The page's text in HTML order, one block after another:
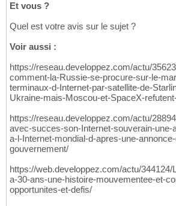
Et vous ?
Quel est votre avis sur le sujet ?
Voir aussi :
https://reseau.developpez.com/actu/
comment-la-Russie-se-procure-sur-le-
terminaux-d-Internet-par-satellite-de-
Ukraine-mais-Moscou-et-SpaceX-
https://reseau.developpez.com/actu/
avec-succes-son-Internet-souverain-une-
a-l-Internet-mondial-d-apres-une-
gouvernement/
https://web.developpez.com/actu/344124/
a-30-ans-une-histoire-mouvementee-et-
opportunites-et-defis/